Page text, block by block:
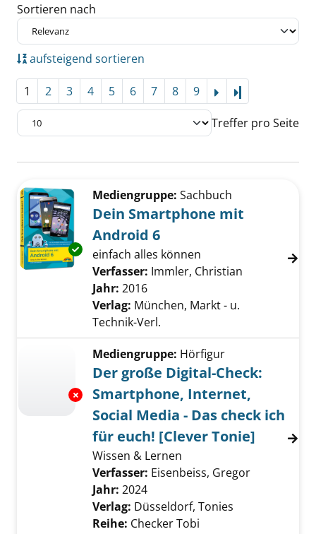
Sortieren nach
aufsteigend sortieren
1 2 3 4 5 6 7 8 9
Treffer pro Seite
Zu den Suchfiltern springen
Exemplar-Details von Dein Smartphone mit
Mediengruppe: Sachbuch
Dein Smartphone mit
Android 6
einfach alles können
Verfasser: Immler, Christian
Jahr: 2016
Verlag: München, Markt - u.
Technik-Verl.
Exemplar-Details von Der große Digital-
Mediengruppe: Hörfigur
Der große Digital-Check:
Smartphone, Internet,
Social Media - Das check ich
für euch! [Clever Tonie]
Wissen & Lernen
Verfasser: Eisenbeiss, Gregor
Jahr: 2024
Verlag: Düsseldorf, Tonies
Reihe: Checker Tobi